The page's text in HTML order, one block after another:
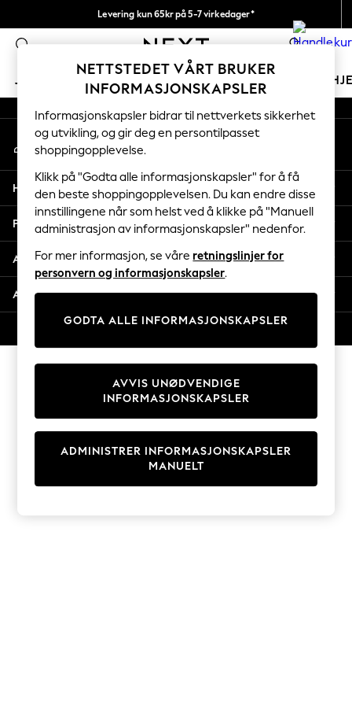
Levering kun 65kr på 5-7 virkedager*
Vi betaler alle tollavgifter 0
JENTER GUTTER BABY KVINNER
GIRLS
New In
50 - 92cm
98 - 110cm
116 - 134cm
140 - 174cm
Trending: Top & Short Sets
Trending: Clogs
Toy Story
THE SET
Coats & Jackets
Sweatshirts & Hoodies
Knitwear
Cardigans
Dresses
Sets & Outfits
T-Shirts
An error occurred on client
Våre sosiale nettverk
Min konto
Logg inn på kontoen din
Hjelp
Personvern & Juridisk
Avdelinger
Andre tjenester
NETTSTEDET VÅRT BRUKER
INFORMASJONSKAPSLER
Informasjonskapsler bidrar til nettverkets sikkerhet
og utvikling, og gir deg en persontilpasset
shoppingopplevelse.
Klikk på "Godta alle informasjonskapsler" for å få
den beste shoppingopplevelsen. Du kan endre disse
innstillingene når som helst ved å klikke på "Manuell
administrasjon av informasjonskapsler" nedenfor.
For mer informasjon, se våre retningslinjer for
personvern og informasjonskapsler.
GODTA ALLE INFORMASJONSKAPSLER
ADMINISTRER INFORMASJONSKAPSLER
MANUELT
AVVIS UNØDVENDIGE
INFORMASJONSKAPSLER